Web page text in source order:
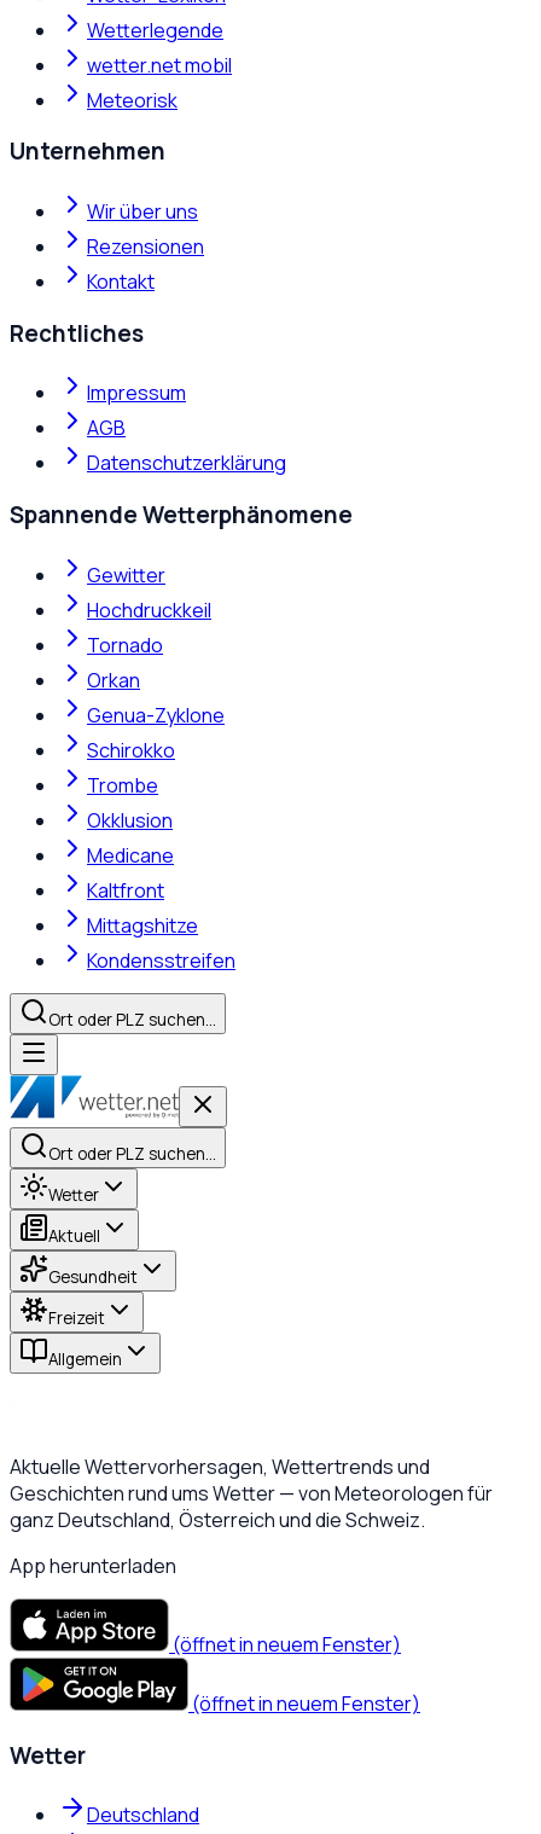
Wetterlegende
wetter.net mobil
Meteorisk
Unternehmen
Wir über uns
Rezensionen
Kontakt
Rechtliches
Impressum
AGB
Datenschutzerklärung
Spannende Wetterphänomene
Gewitter
Hochdruckkeil
Tornado
Orkan
Genua-Zyklone
Schirokko
Trombe
Okklusion
Medicane
Kaltfront
Mittagshitze
Kondensstreifen
Ort oder PLZ suchen…
Ort oder PLZ suchen…
Wetter
Aktuell
Gesundheit
Freizeit
Allgemein
Aktuelle Wettervorhersagen, Wettertrends und
Geschichten rund ums Wetter — von Meteorologen für
ganz Deutschland, Österreich und die Schweiz.
App herunterladen
(öffnet in neuem Fenster)
(öffnet in neuem Fenster)
Wetter
Deutschland